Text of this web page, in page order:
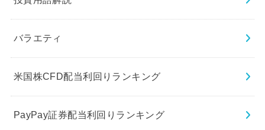
バラエティ
米国株CFD配当利回りランキング
PayPay証券配当利回りランキング